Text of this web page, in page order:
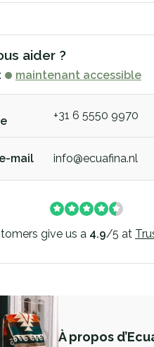
aider ?
maintenant accessible
+31 6 5550 9970
mail info@ecuafina.nl
give us a 4.9/5 at
À propos